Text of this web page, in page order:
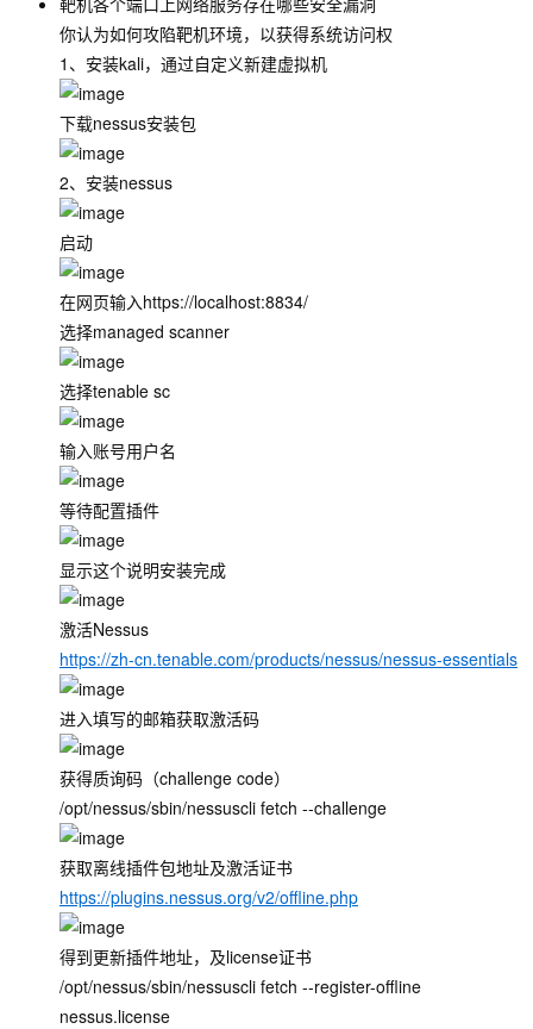
你认为如何攻陷靶机环境，以获得系统访问权
1、安装kali，通过自定义新建虚拟机
下载nessus安装包
2、安装nessus
启动
在网页输入https://localhost:8834/
选择managed scanner
选择tenable sc
输入账号用户名
等待配置插件
显示这个说明安装完成
激活Nessus
https://zh-cn.tenable.com/products/nessus/nessus-essentials
进入填写的邮箱获取激活码
获得质询码（challenge code）
/opt/nessus/sbin/nessuscli fetch --challenge
获取离线插件包地址及激活证书
https://plugins.nessus.org/v2/offline.php
得到更新插件地址，及license证书
/opt/nessus/sbin/nessuscli fetch --register-offline
nessus.license